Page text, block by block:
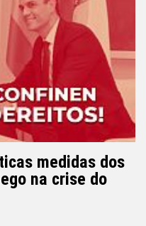
medidas dos
na crise do